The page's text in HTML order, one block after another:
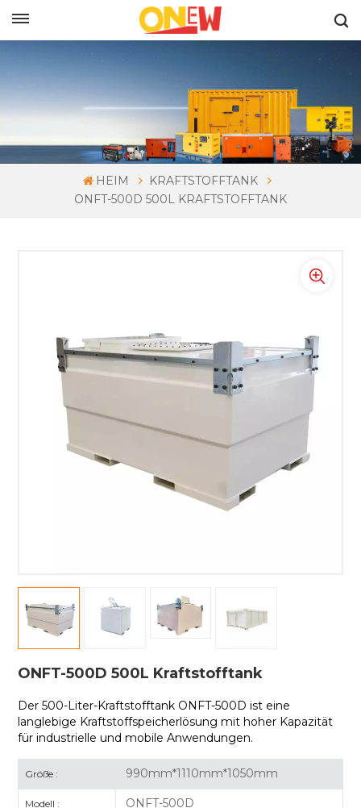
HEIM
KRAFTSTOFFTANK
ONFT-500D 500L KRAFTSTOFFTANK
ONFT-500D 500L Kraftstofftank
Der 500-Liter-Kraftstofftank ONFT-500D ist eine
langlebige Kraftstoffspeicherlösung mit hoher Kapazität
für industrielle und mobile Anwendungen.
Größe : 990mm*1110mm*1050mm
Modell : ONFT-500D